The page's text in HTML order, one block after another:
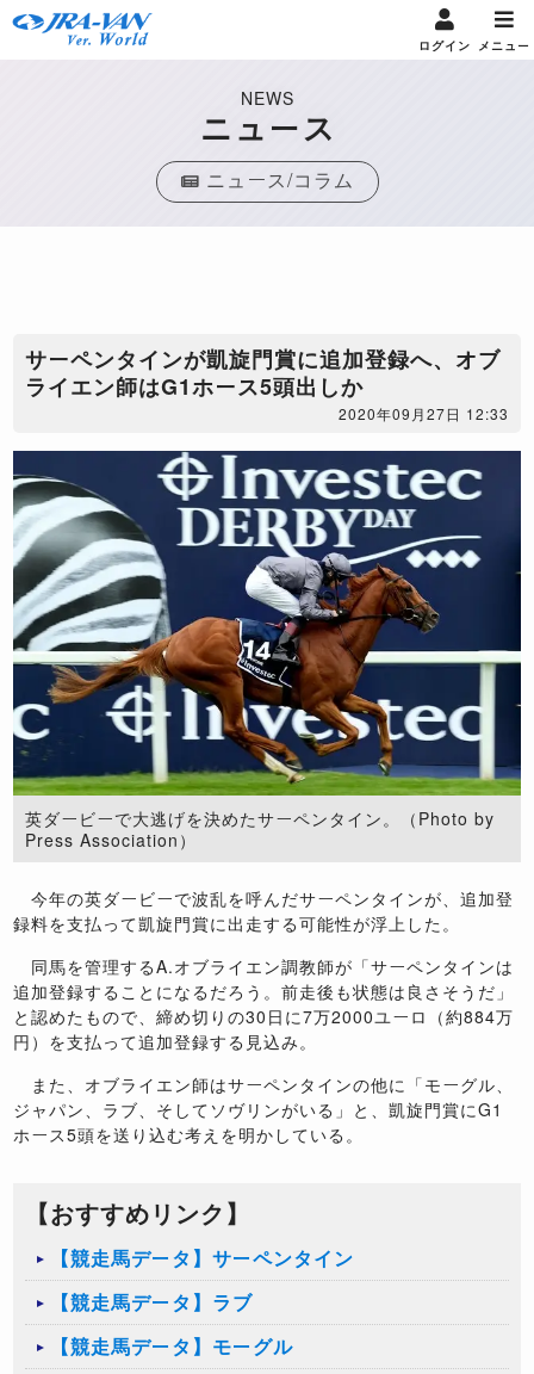
ログイン メニュー
NEWS
ニュース
ニュース/コラム
サーペンタインが凱旋門賞に追加登録へ、オブ
ライエン師はG1ホース5頭出しか
2020年09月27日 12:33
英ダービーで大逃げを決めたサーペンタイン。（Photo by
Press Association）
今年の英ダービーで波乱を呼んだサーペンタインが、追加登
録料を支払って凱旋門賞に出走する可能性が浮上した。
同馬を管理するA.オブライエン調教師が「サーペンタインは
追加登録することになるだろう。前走後も状態は良さそうだ」
と認めたもので、締め切りの30日に7万2000ユーロ（約884万
円）を支払って追加登録する見込み。
また、オブライエン師はサーペンタインの他に「モーグル、
ジャパン、ラブ、そしてソヴリンがいる」と、凱旋門賞にG1
ホース5頭を送り込む考えを明かしている。
【おすすめリンク】
【競走馬データ】サーペンタイン
【競走馬データ】ラブ
【競走馬データ】モーグル